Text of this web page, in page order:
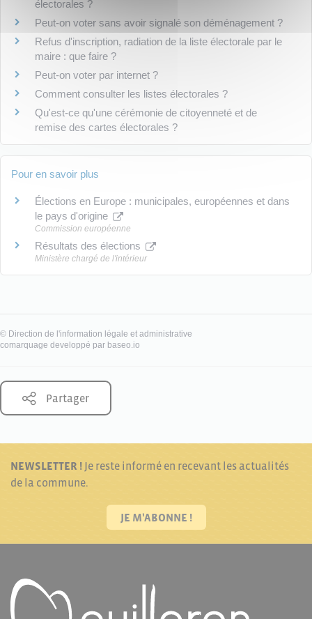
électorales ?
Peut-on voter sans avoir signalé son déménagement ?
Refus d'inscription, radiation de la liste électorale par le
maire : que faire ?
Peut-on voter par internet ?
Comment consulter les listes électorales ?
Qu'est-ce qu'une cérémonie de citoyenneté et de
remise des cartes électorales ?
Pour en savoir plus
Élections en Europe : municipales, européennes et dans
le pays d'origine
Commission européenne
Résultats des élections
Ministère chargé de l'intérieur
© Direction de l'information légale et administrative
comarquage developpé par baseo.io
Partager
NEWSLETTER ! Je reste informé en recevant les actualités
de la commune.
JE M'ABONNE !